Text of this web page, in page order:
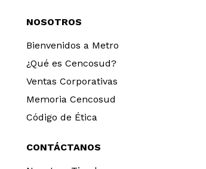
NOSOTROS
Bienvenidos a Metro
¿Qué es Cencosud?
Ventas Corporativas
Memoria Cencosud
Código de Ética
CONTÁCTANOS